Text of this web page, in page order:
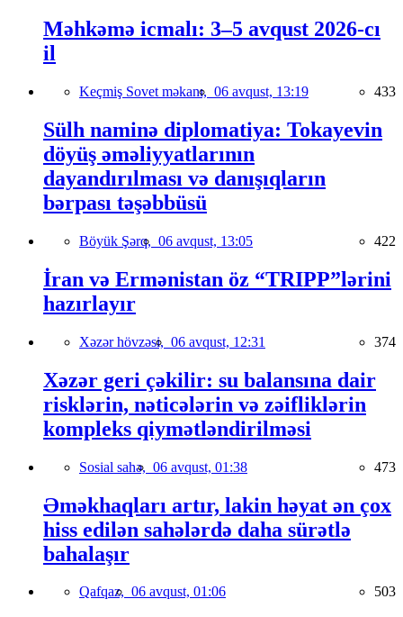
Məhkəmə icmalı: 3–5 avqust 2026-cı
il
Keçmiş Sovet məkanı, 06 avqust, 13:19 433
Sülh naminə diplomatiya: Tokayevin
döyüş əməliyyatlarının
dayandırılması və danışıqların
bərpası təşəbbüsü
Böyük Şərq, 06 avqust, 13:05 422
İran və Ermənistan öz “TRIPP”lərini
hazırlayır
Xəzər hövzəsi, 06 avqust, 12:31 374
Xəzər geri çəkilir: su balansına dair
risklərin, nəticələrin və zəifliklərin
kompleks qiymətləndirilməsi
Sosial sahə, 06 avqust, 01:38 473
Əməkhaqları artır, lakin həyat ən çox
hiss edilən sahələrdə daha sürətlə
bahalaşır
Qafqaz, 06 avqust, 01:06 503